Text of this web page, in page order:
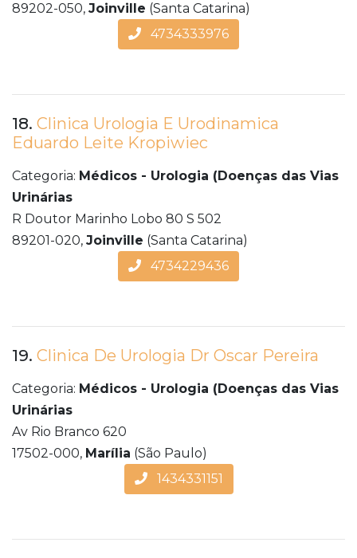
89202-050, Joinville (Santa Catarina)
4734333976
18. Clinica Urologia E Urodinamica
Eduardo Leite Kropiwiec
Categoria: Médicos - Urologia (Doenças das Vias
Urinárias
R Doutor Marinho Lobo 80 S 502
89201-020, Joinville (Santa Catarina)
4734229436
19. Clinica De Urologia Dr Oscar Pereira
Categoria: Médicos - Urologia (Doenças das Vias
Urinárias
Av Rio Branco 620
17502-000, Marília (São Paulo)
1434331151